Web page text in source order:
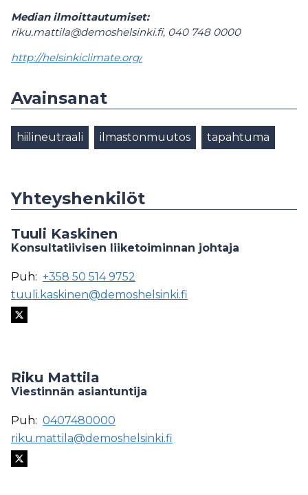
Median ilmoittautumiset:
riku.mattila@demoshelsinki.fi, 040 748 0000
http://helsinkiclimate.org/
Avainsanat
hiilineutraali ilmastonmuutos tapahtuma
Yhteyshenkilöt
Tuuli Kaskinen
Konsultatiivisen liiketoiminnan johtaja
Puh: +358 50 514 9752
tuuli.kaskinen@demoshelsinki.fi
Riku Mattila
Viestinnän asiantuntija
Puh: 0407480000
riku.mattila@demoshelsinki.fi